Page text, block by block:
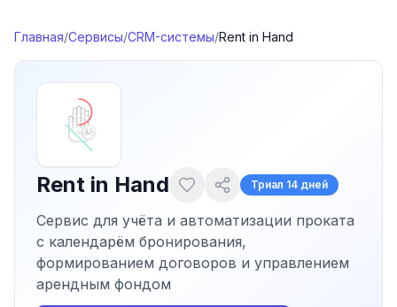
Главная/Сервисы/CRM-системы/Rent in Hand
Rent in Hand Триал 14 дней
Сервис для учёта и автоматизации проката
с календарём бронирования,
формированием договоров и управлением
арендным фондом